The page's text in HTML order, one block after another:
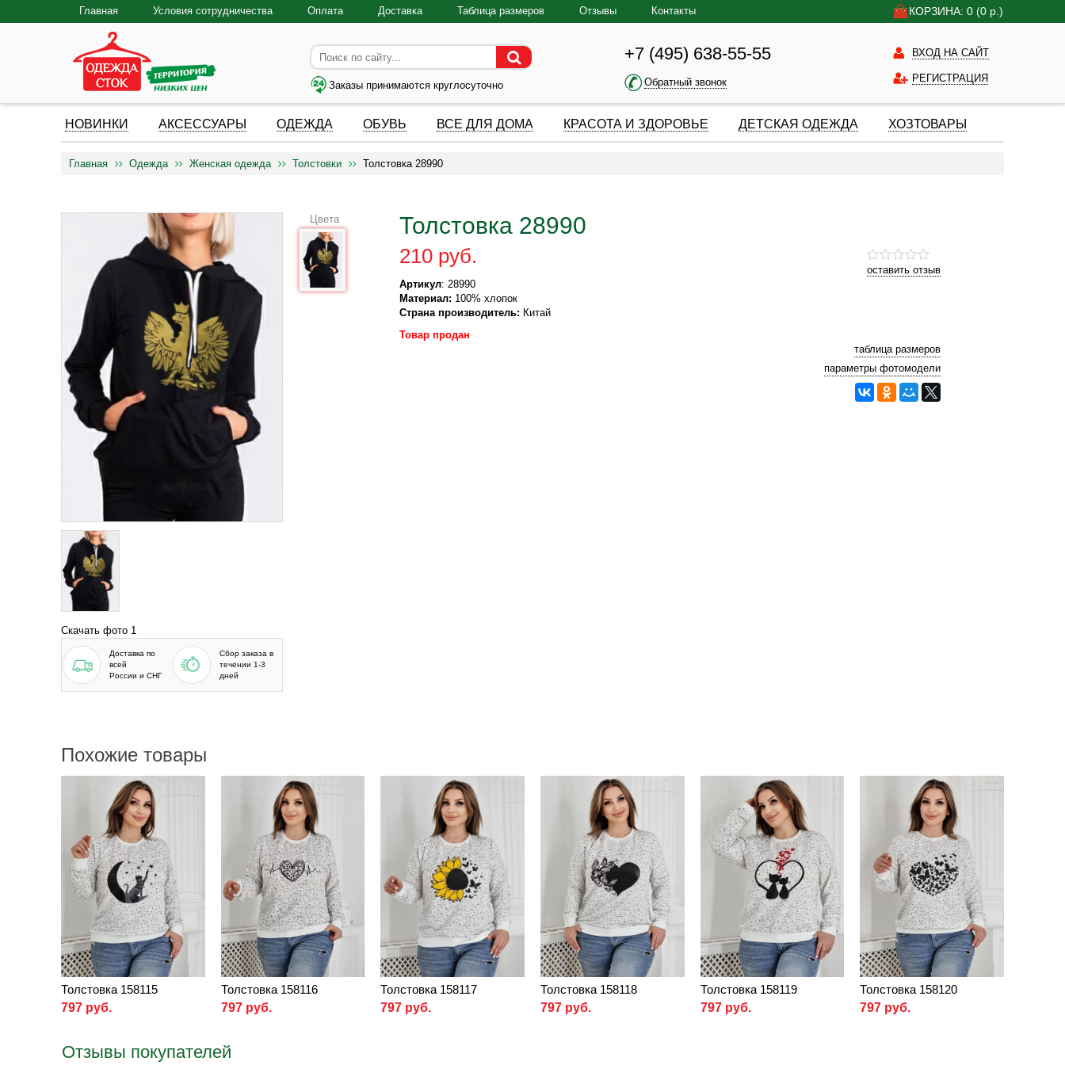
КОРЗИНА: 0 (0 р.)
Главная Условия сотрудничества Оплата Доставка Таблица размеров Отзывы Контакты
Заказы принимаются круглосуточно
+7 (495) 638-55-55
Обратный звонок
ВХОД НА САЙТ
РЕГИСТРАЦИЯ
НОВИНКИ АКСЕССУАРЫ ОДЕЖДА ОБУВЬ ВСЕ ДЛЯ ДОМА КРАСОТА И ЗДОРОВЬЕ ДЕТСКАЯ ОДЕЖДА ХОЗТОВАРЫ
Главная Одежда Женская одежда Толстовки Толстовка 28990
Скачать фото 1
Доставка по
всей
России и СНГ
Сбор заказа в
течении 1-3
дней
Толстовка 28990
оставить отзыв
210 руб.
Артикул: 28990
Материал: 100% хлопок
Страна производитель: Китай
Цвета
Товар продан
таблица размеров
параметры фотомодели
Похожие товары
Толстовка 158115
797 руб.
Толстовка 158116
797 руб.
Толстовка 158117
797 руб.
Толстовка 158118
797 руб.
Толстовка 158119
797 руб.
Толстовка 158120
797 руб.
Отзывы покупателей